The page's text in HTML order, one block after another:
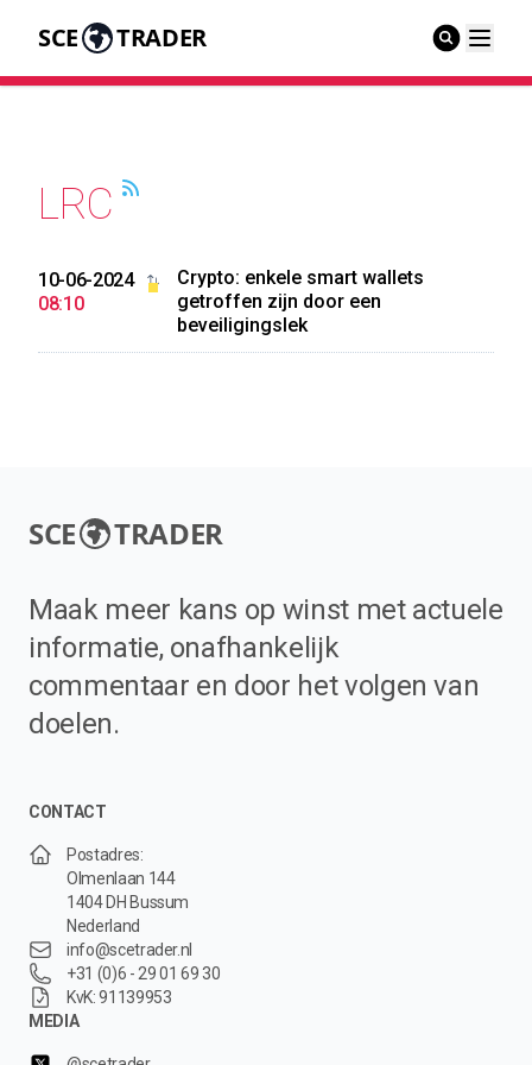
SCE TRADER
LRC
10-06-2024
08:10
Crypto: enkele smart wallets
getroffen zijn door een
beveiligingslek
SCE TRADER
Maak meer kans op winst met actuele
informatie, onafhankelijk
commentaar en door het volgen van
doelen.
CONTACT
Postadres:
Olmenlaan 144
1404 DH Bussum
Nederland
info@scetrader.nl
+31 (0)6 - 29 01 69 30
KvK: 91139953
MEDIA